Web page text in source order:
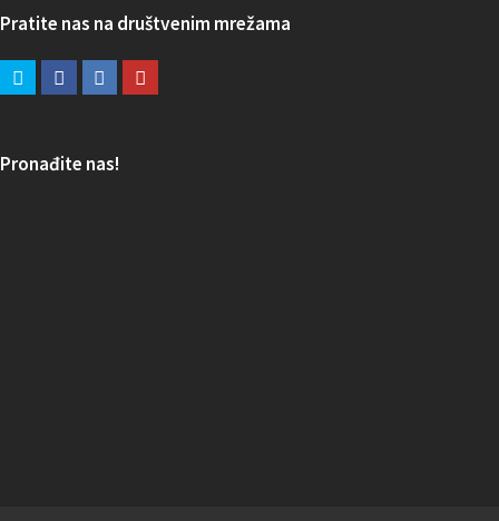
Pratite nas na društvenim mrežama
Pronađite nas!